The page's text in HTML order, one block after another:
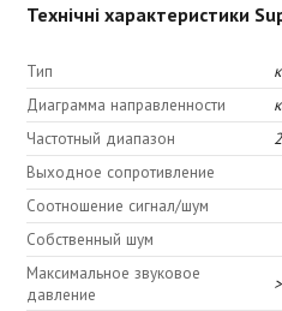
АЦ-ЦА преобразователь 24
Аппаратный мониторинг
Выход на наушники 3.5 мм
Регулировка чувствительности
Кнопка приглушения Mute
Настольная стойка
В комплекте 3-метровый USB
ветрозащита
Технічні характеристики
Тип
Диаграмма направленности
Частотный диапазон
Выходное сопротивление
Соотношение сигнал/шум
Собственный шум
Максимальное звуковое
давление